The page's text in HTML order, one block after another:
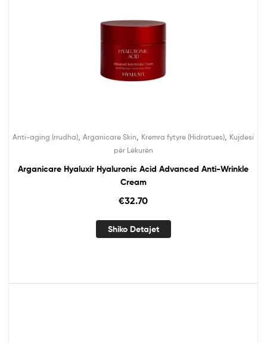
Anti-aging (rrudha) Arganicare Skin Kremra fytyre (Hidratues) Kujdesi
për Lëkurën
Arganicare Hyaluxir Hyaluronic Acid Advanced Anti-Wrinkle
Cream
€32.70
Shiko Detajet